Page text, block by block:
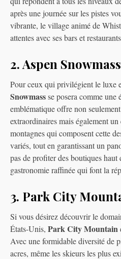
après une journée sur les pistes
vibrante, le village animé de
attentes avec ses bars et
2. Aspen Snowmass
Pour ceux qui privilégient le luxe
Snowmassse posera comme une
emblématique offre non
extraordinaires mais également
montagnes qui composent cette
variés, tout en garantissant un
pas de profiter des boutiques haut
gastronomie raffinée qui font la
3. Park City
Si vous désirez découvrir le
États-Unis, Park City Mountain
Avec une formidable diversité de
acres, même les skieurs les plus